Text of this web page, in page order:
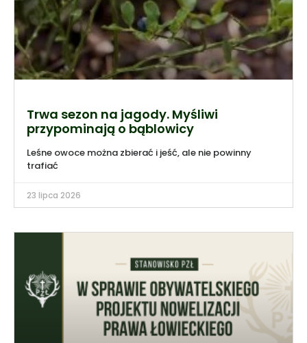
Trwa sezon na jagody. Myśliwi
przypominają o bąblowicy
Leśne owoce można zbierać i jeść, ale nie powinny
trafiać
23 lipca 2026